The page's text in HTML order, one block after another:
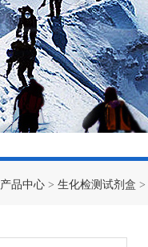
产品中心 > 生化检测试剂盒 >